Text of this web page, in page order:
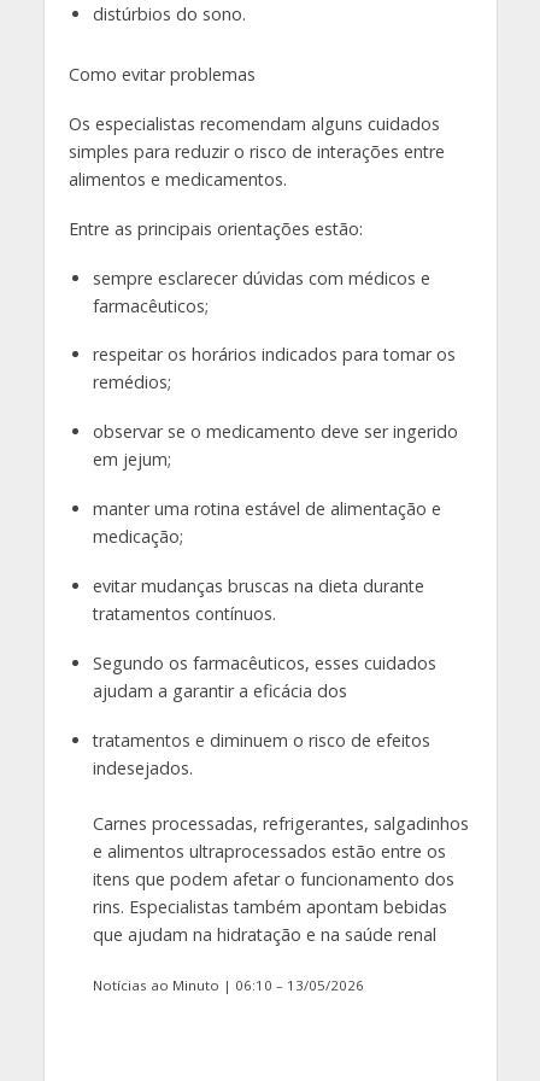
distúrbios do sono.
Como evitar problemas
Os especialistas recomendam alguns cuidados
simples para reduzir o risco de interações entre
alimentos e medicamentos.
Entre as principais orientações estão:
sempre esclarecer dúvidas com médicos e
farmacêuticos;
respeitar os horários indicados para tomar os
remédios;
observar se o medicamento deve ser ingerido
em jejum;
manter uma rotina estável de alimentação e
medicação;
evitar mudanças bruscas na dieta durante
tratamentos contínuos.
Segundo os farmacêuticos, esses cuidados
ajudam a garantir a eficácia dos
tratamentos e diminuem o risco de efeitos
indesejados.
Carnes processadas, refrigerantes, salgadinhos
e alimentos ultraprocessados estão entre os
itens que podem afetar o funcionamento dos
rins. Especialistas também apontam bebidas
que ajudam na hidratação e na saúde renal
Notícias ao Minuto | 06:10 – 13/05/2026